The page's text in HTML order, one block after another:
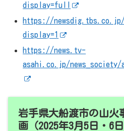
display=full
https://
display=1
https://news.tv-
asahi.co.jp/news_society/
岩手県大船渡市の山火
画（2025年3月5日・6日